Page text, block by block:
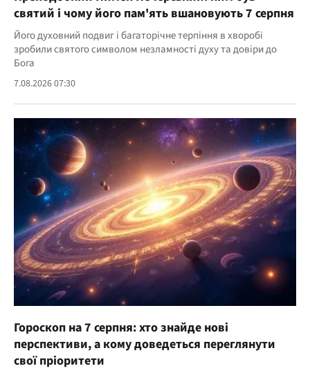
святий і чому його пам'ять вшановують 7 серпня
Його духовний подвиг і багаторічне терпіння в хворобі
зробили святого символом незламності духу та довіри до
Бога
7.08.2026 07:30
Гороскоп на 7 серпня: хто знайде нові
перспективи, а кому доведеться переглянути
свої пріоритети